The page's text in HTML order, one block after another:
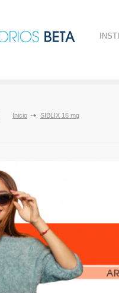
Inicio SIBLIX 15 mg